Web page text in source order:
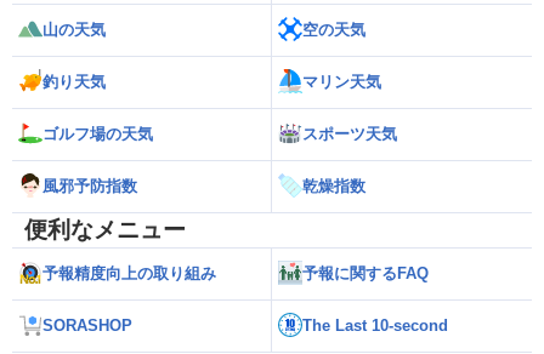
山の天気 空の天気
釣り天気 マリン天気
ゴルフ場の天気 スポーツ天気
風邪予防指数 乾燥指数
便利なメニュー
予報精度向上の取り組み 予報に関するFAQ
SORASHOP The Last 10-second